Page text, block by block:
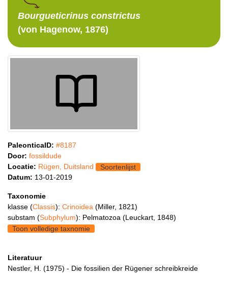
Bourgueticrinus constrictus
(von Hagenow, 1876)
PaleonticaID: #8187
Door: fossildude
Locatie: Rügen, Duitsland
Soortenlijst
Datum: 13-01-2019
Taxonomie
klasse (Classis): Crinoidea (Miller, 1821)
substam (Subphylum): Pelmatozoa (Leuckart, 1848)
Toon volledige taxnomie
Literatuur
Nestler, H. (1975) - Die fossilien der Rügener schreibkreide